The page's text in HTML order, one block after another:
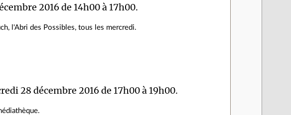
2016 de 14h00 à 17h00.
l'Abri des Possibles, tous les mercredi.
28 décembre 2016 de 17h00 à 19h00.